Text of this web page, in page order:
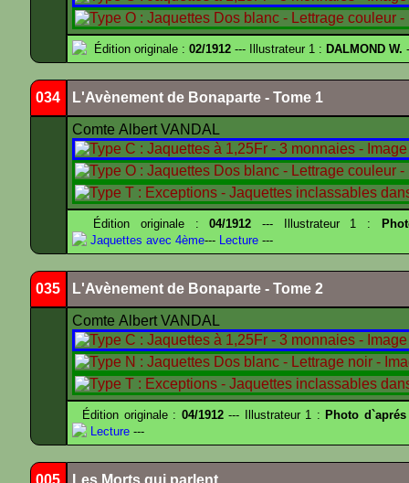
Édition originale : 02/1912 --- Illustrateur 1 : DALMOND W.
034 L'Avènement de Bonaparte - Tome 1
Comte Albert VANDAL
Édition originale :04/1912 --- Illustrateur 1 :
Jaquettes avec 4ème--- Lecture ---
035 L'Avènement de Bonaparte - Tome 2
Comte Albert VANDAL
Édition originale : 04/1912--- Illustrateur 1 : Photo
Lecture ---
005 Les Morts qui parlent